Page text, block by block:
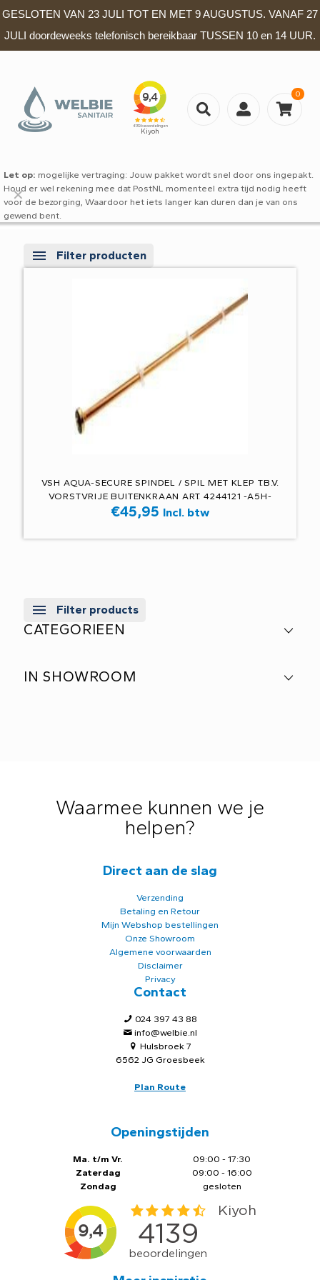
GESLOTEN VAN 23 JULI TOT EN MET 9 AUGUSTUS. VANAF 27
JULI doordeweeks telefonisch bereikbaar TUSSEN 10 en 14 UUR.
0
Let op: mogelijke vertraging: Jouw pakket wordt snel door ons ingepakt.
Houd er wel rekening mee dat PostNL momenteel extra tijd nodig heeft
voor de bezorging, Waardoor het iets langer kan duren dan je van ons
gewend bent.
✕
Filter producten
VSH AQUA-SECURE SPINDEL / SPIL MET KLEP T.B.V.
VORSTVRIJE BUITENKRAAN ART. 4244121 -A5H-
€45,95 Incl. btw
Filter products
CATEGORIEEN
IN SHOWROOM
Waarmee kunnen we je
helpen?
Direct aan de slag
Verzending
Betaling en Retour
Mijn Webshop bestellingen
Onze Showroom
Algemene voorwaarden
Disclaimer
Privacy
Contact
024 397 43 88
info@welbie.nl
Hulsbroek 7
6562 JG Groesbeek
Plan Route
Openingstijden
Ma. t/m Vr.
Zaterdag
Zondag
09:00 - 17:30
09:00 - 16:00
gesloten